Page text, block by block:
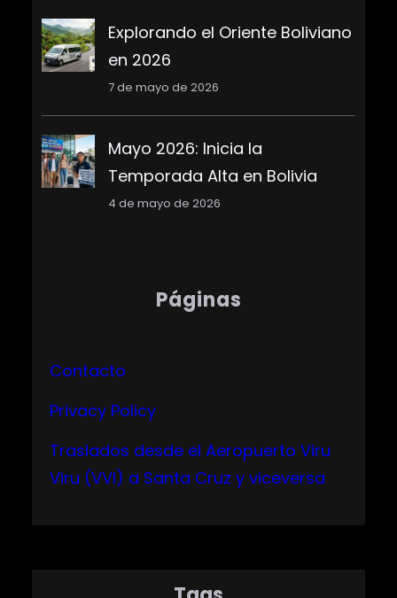
Explorando el Oriente Boliviano
en 2026
7 de mayo de 2026
Mayo 2026: Inicia la
Temporada Alta en Bolivia
4 de mayo de 2026
Páginas
Contacto
Privacy Policy
Traslados desde el Aeropuerto Viru
Viru (VVI) a Santa Cruz y viceversa